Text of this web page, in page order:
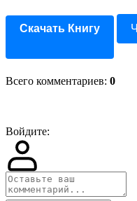
Скачать Книгу
Всего комментариев: 0
Войдите: